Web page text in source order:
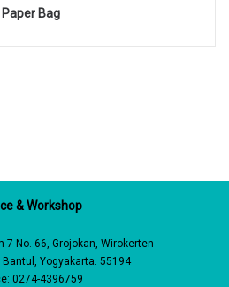
Paper Bag
& Workshop
7 No. 66, Grojokan, Wirokerten
Bantul, Yogyakarta. 55194
0274-4396759